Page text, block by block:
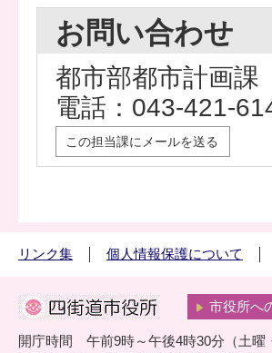
お問い合わせ
都市部都市計画課
電話：043-421-
この担当課にメールを送る
リンク集 個人情報保護について
市役所へ
開庁時間 午前9時～午後4時30分（土曜